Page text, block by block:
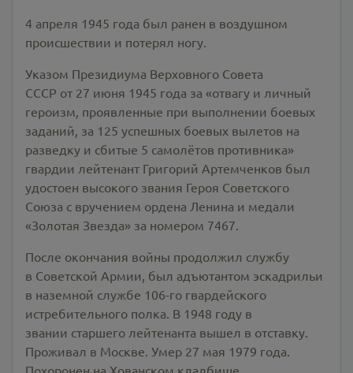
4 апреля 1945 года был ранен в воздушном
происшествии и потерял ногу.
Указом Президиума Верховного Совета
СССР от 27 июня 1945 года за «отвагу и личный
героизм, проявленные при выполнении боевых
заданий, за 125 успешных боевых вылетов на
разведку и сбитые 5 самолётов противника»
гвардии лейтенант Григорий Артемченков был
удостоен высокого звания Героя Советского
Союза с вручением ордена Ленина и медали
«Золотая Звезда» за номером 7467.
После окончания войны продолжил службу
в Советской Армии, был адъютантом эскадрильи
в наземной службе 106-го гвардейского
истребительного полка. В 1948 году в
звании старшего лейтенанта вышел в отставку.
Проживал в Москве. Умер 27 мая 1979 года.
Похоронен на Хованском кладбище.